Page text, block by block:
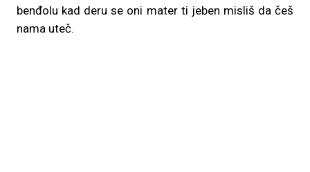
benđolu kad deru se oni mater ti jeben misliš da češ
nama uteč.